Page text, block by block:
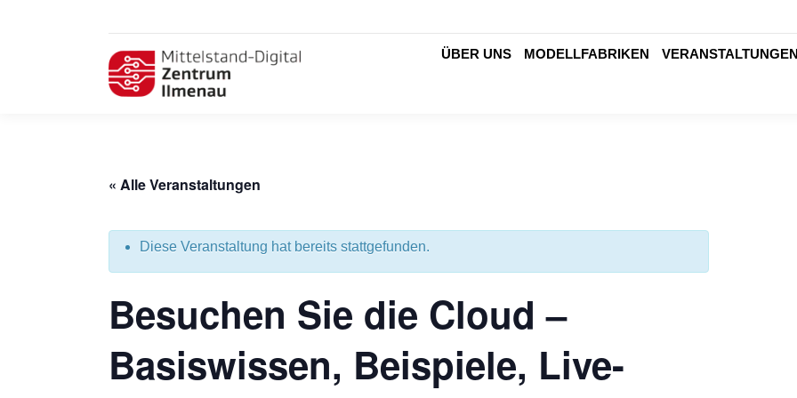
ÜBER UNS MODELLFABRIKEN VERANSTALTUNGEN
« Alle Veranstaltungen
Diese Veranstaltung hat bereits stattgefunden.
Besuchen Sie die Cloud –
Basiswissen, Beispiele, Live-